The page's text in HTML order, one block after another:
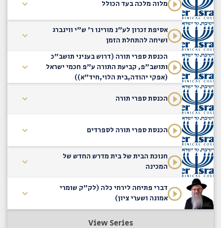
מלוה מלכה בעד הכולל
אסיפת זכרון לע"נ מורינו ר' ש"י ווינברג
ושיחה להתחלת הזמן
הכנסת ספרי תורה (דרוש בעניני תושב"כ
ותושב"פ, קביעת התורה ע"פ חכמי ישראל
(אפקי יהודה,בית הלוי,חיד"א))
הכנסת ספרי תורה
הכנסת ספרי תורה לספרדים
חנוכת הבית של בית מדרש החדש של
המכינה
דברי פתיחה לירחי כלה (לק"ק שומרי
אמונה ושערי ציון)
View Series